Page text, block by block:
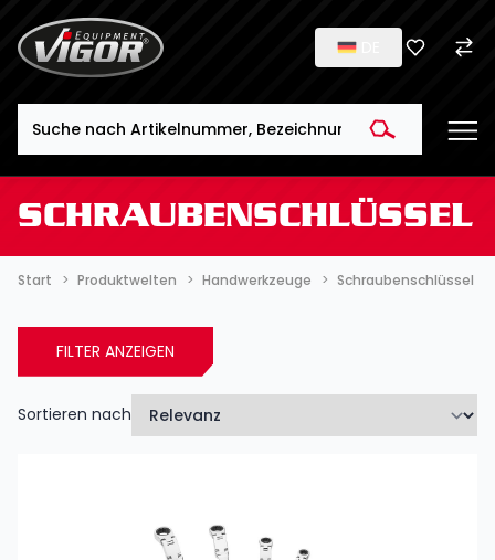
SCHRAUBENSCHLÜSSEL
Start Produktwelten Handwerkzeuge Schraubenschlüssel
FILTER ANZEIGEN
Sortieren nach